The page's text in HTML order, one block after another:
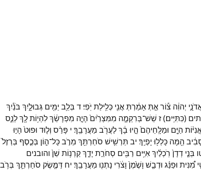
יְהוִ֔ה צ֕וֹראַ֣תְּאָמַ֔רְתְּאֲנִ֖י כְּלִ֥ילַת יֹֽפִי׃ ד בְּלֵ֥ב יַמִּ֖ים גְּבוּלָ֑יִךְ בֹּנַ֕יִךְ
(כִּתִּיִּֽים׃)ז שֵׁשׁ־בְּרִקְמָ֤ה מִמִּצְרַ֙יִם֙ הָיָ֣ה מִפְרָשֵׂ֔ךְלִהְי֥וֹתלָ֖ךְלְנֵ֑ס
הַיָּ֤ם וּמַלָּֽחֵיהֶם֙ הָ֣יוּ בָ֔ךְלַעֲרֹ֖ב מַעֲרָבֵֽךְ׃ י פָּרַ֨ס וְל֤וּד וּפוּט֙ הָי֣וּ
הֵ֖מָּה כָּלְל֥וּ יָפְיֵֽךְ׃ יב תַּרְשִׁ֥ישׁ סֹחַרְתֵּ֖ךְ מֵרֹ֣בכָּל־ה֑וֹן בְּכֶ֤סֶף בַּרְזֶל֙
בְּנֵ֤י דְדָן֙ רֹֽכְלַ֔יִךְאִיִּ֥ים רַבִּ֖ים סְחֹרַ֣ת יָדֵ֑ךְקַרְנ֥וֹת שֵׁן֙ והובנים
מִ֠נִּית וּפַנַּ֨ג וּדְבַ֤שׁ וָשֶׁ֙מֶן֙ וָצֹ֔רִי נָתְנ֖וּ מַעֲרָבֵֽךְ׃ יח דַּמֶּ֧שֶׂק סֹחַרְתֵּ֛ךְ בְּרֹ֥ב